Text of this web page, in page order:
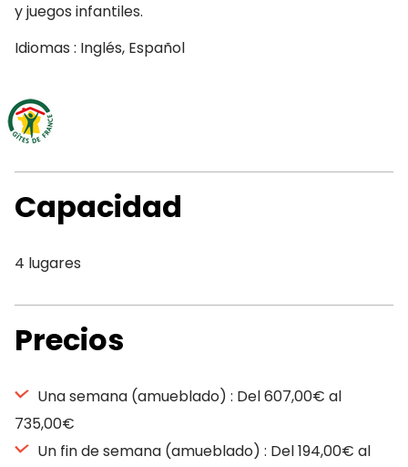
y juegos infantiles.
Idiomas : Inglés, Español
Capacidad
4 lugares
Precios
Una semana (amueblado) : Del 607,00€ al
735,00€
Un fin de semana (amueblado) : Del 194,00€ al